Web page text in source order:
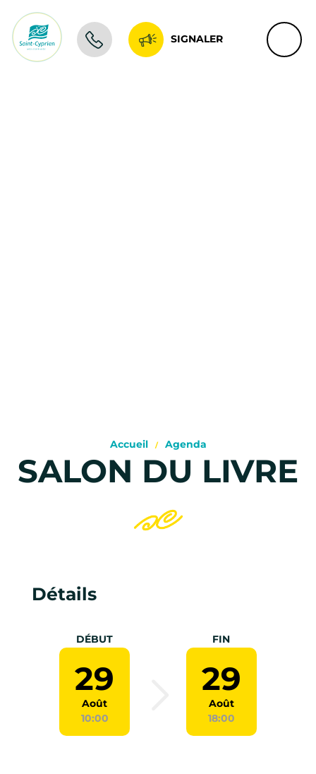
SIGNALER
Accueil Agenda
SALON DU LIVRE
Détails
DÉBUT
29
Août
10:00
FIN
29
Août
18:00